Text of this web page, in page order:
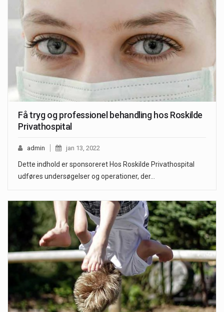
Få tryg og professionel behandling hos Roskilde
Privathospital
admin jan 13, 2022
Dette indhold er sponsoreret Hos Roskilde Privathospital
udføres undersøgelser og operationer, der…